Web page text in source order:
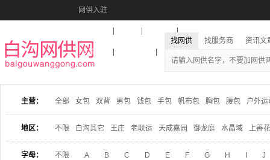
网供入驻
收藏本站
找网供 找服务商 资讯文
主营： 全部 女包 双背 男包 钱包 手包 帆布包 胸包 腰包 户外运
地区： 不限 白沟其它 王庄 老联运 天成嘉园 御龙庭 水晶域 上善
字母： 不限 A B C D E F G H J